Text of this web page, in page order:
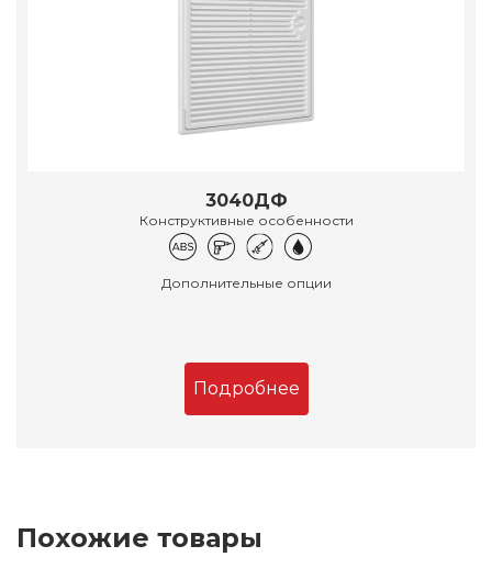
3040ДФ
Конструктивные особенности
Дополнительные опции
Подробнее
Похожие товары